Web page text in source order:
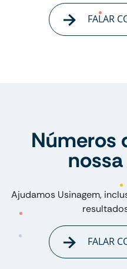
FALAR
Números
Ajudamos Usinagem,
FALAR